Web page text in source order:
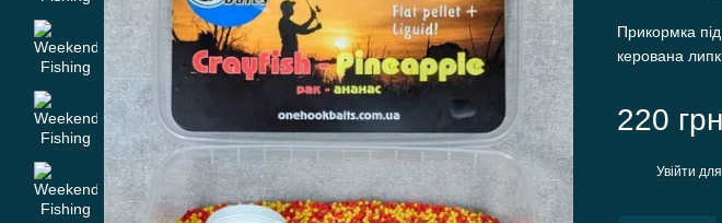
Прикормка
керована
220
Увійти